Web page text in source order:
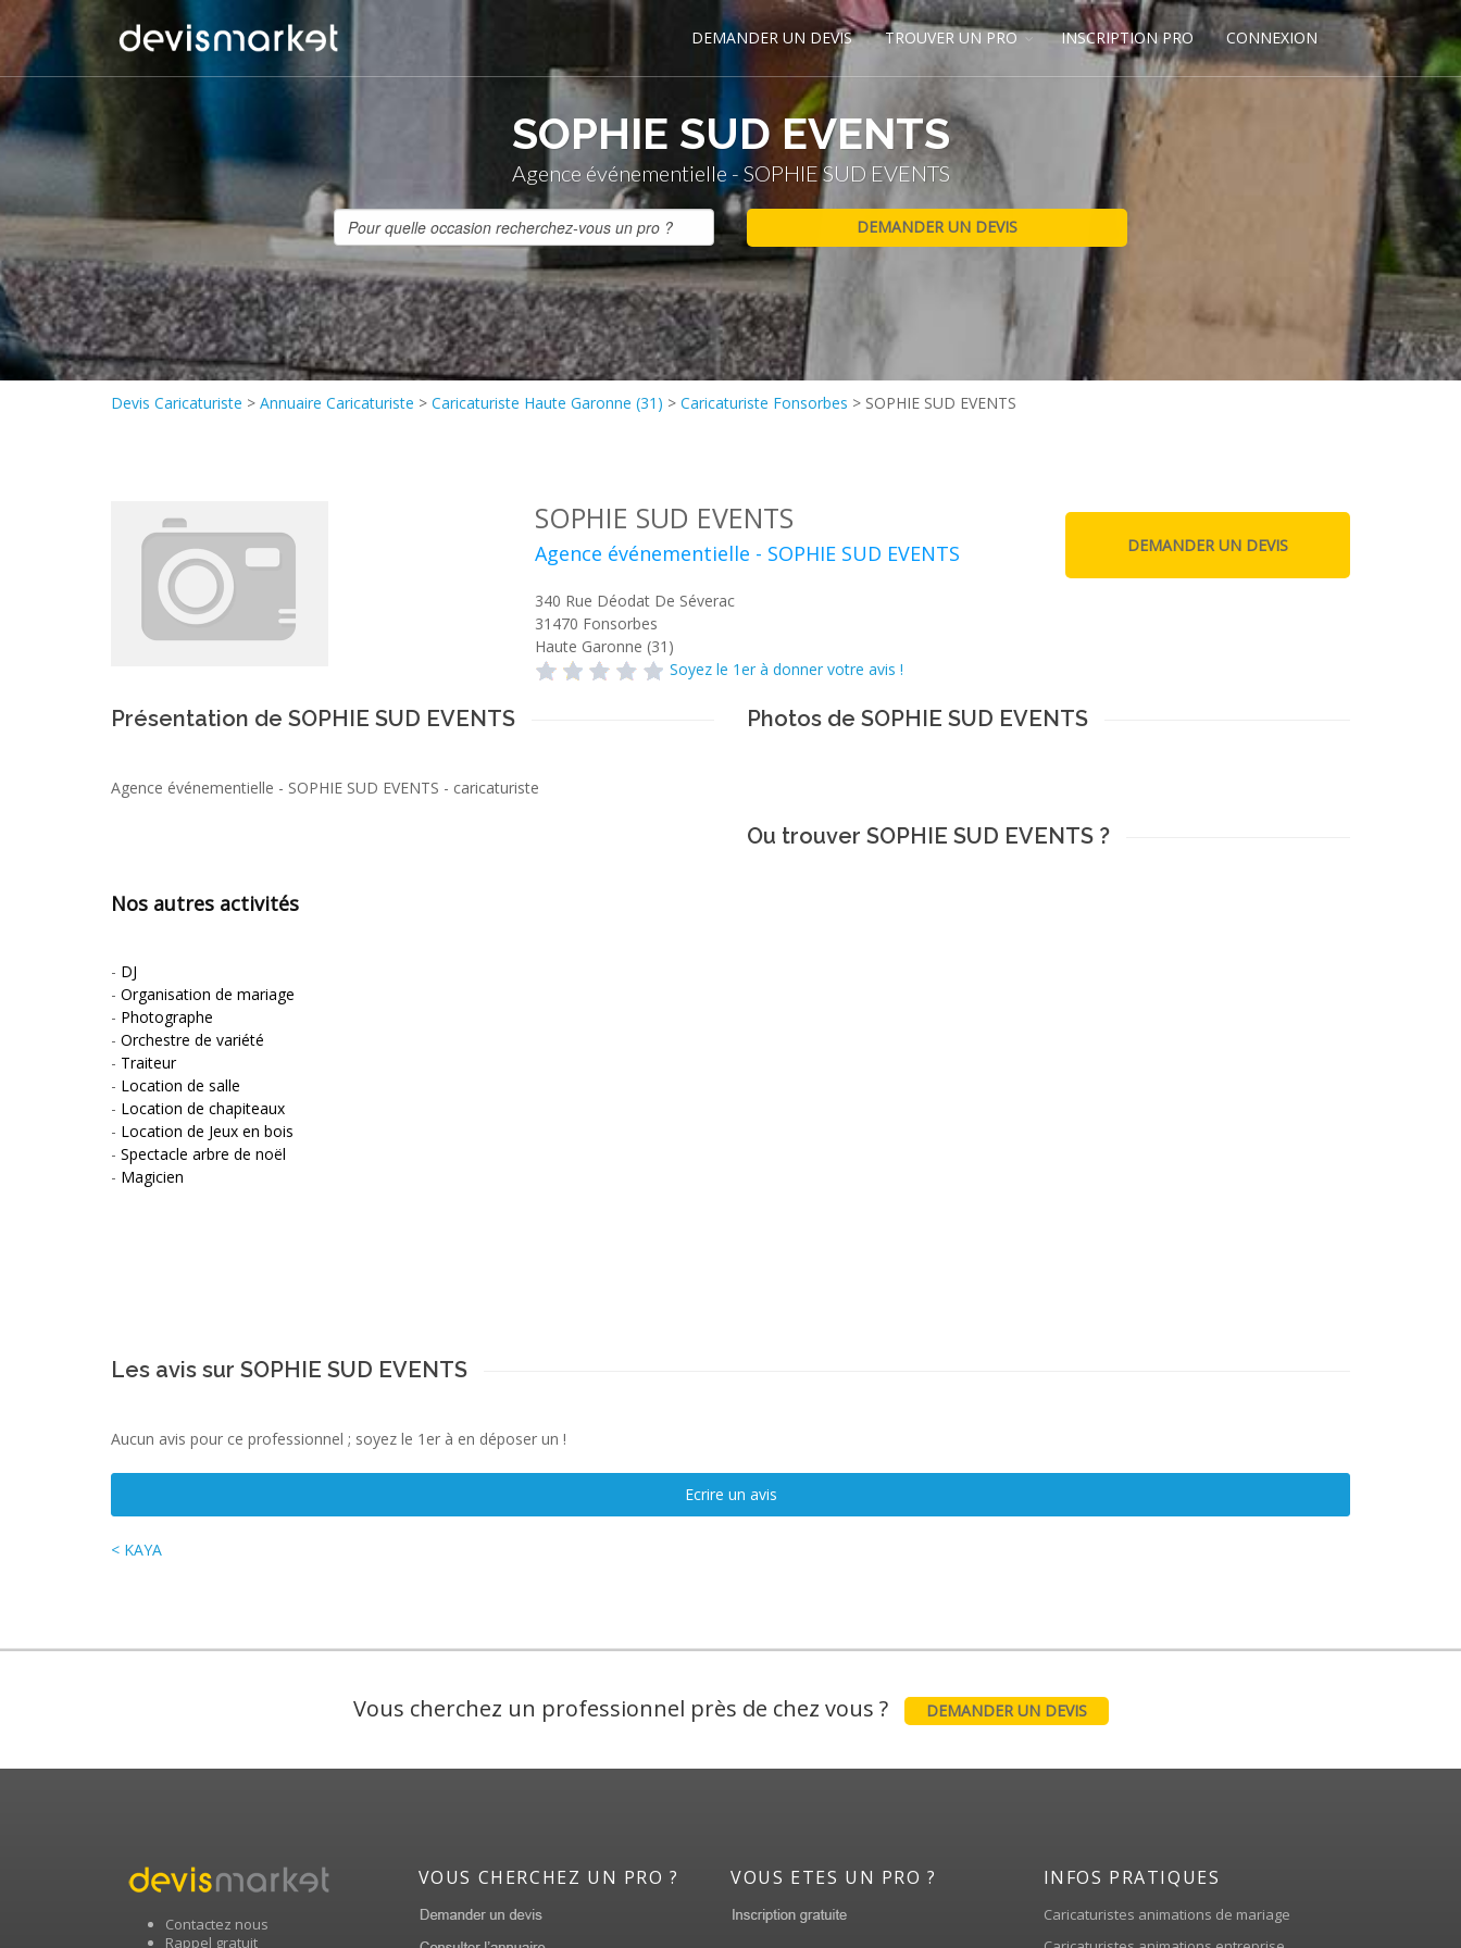
DEMANDER UN DEVIS TROUVER UN PRO INSCRIPTION PRO CONNEXION
SOPHIE SUD EVENTS
Agence événementielle - SOPHIE SUD EVENTS
Devis Caricaturiste > Annuaire Caricaturiste > Caricaturiste Haute Garonne (31) > Caricaturiste Fonsorbes > SOPHIE SUD EVENTS
SOPHIE SUD EVENTS
Agence événementielle - SOPHIE SUD EVENTS
340 Rue Déodat De Séverac
31470 Fonsorbes
Haute Garonne (31)
Soyez le 1er à donner votre avis !
Présentation de SOPHIE SUD EVENTS
Agence événementielle - SOPHIE SUD EVENTS - caricaturiste
Nos autres activités
- DJ
- Organisation de mariage
- Photographe
- Orchestre de variété
- Traiteur
- Location de salle
- Location de chapiteaux
- Location de Jeux en bois
- Spectacle arbre de noël
- Magicien
Photos de SOPHIE SUD EVENTS
Ou trouver SOPHIE SUD EVENTS ?
Les avis sur SOPHIE SUD EVENTS
Aucun avis pour ce professionnel ; soyez le 1er à en déposer un !
Ecrire un avis
< KAYA
Vous cherchez un professionnel près de chez vous ? DEMANDER UN DEVIS
Contactez nous
Rappel gratuit
VOUS CHERCHEZ UN PRO ? VOUS ETES UN PRO ? INFOS PRATIQUES
Caricaturistes animations de mariage